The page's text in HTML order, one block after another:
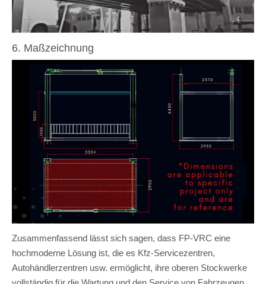
6. Maßzeichnung
Zusammenfassend lässt sich sagen, dass FP-VRC eine
hochmoderne Lösung ist, die es Kfz-Servicezentren,
Autohändlerzentren usw. ermöglicht, ihre oberen Stockwerke